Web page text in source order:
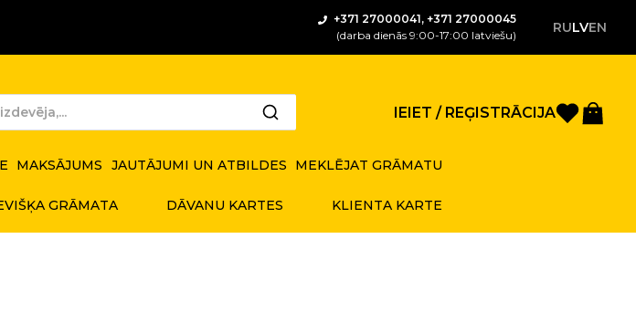
+371 27000041, +371 27000045
(darba dienās 9:00-17:00 latviešu)
RULVEN
IEIET / REĢISTRĀCIJA
MAKSĀJUMS JAUTĀJUMI UN ATBILDES MEKLĒJAT GRĀMATU
GRĀMATA DĀVANU KARTES KLIENTA KARTE